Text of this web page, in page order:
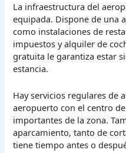
La infraestructura del
equipada. Dispone de una
como instalaciones de
impuestos y alquiler de
gratuita le garantiza estar
estancia.
Hay servicios regulares de
aeropuerto con el centro
importantes de la zona.
aparcamiento, tanto de
tiene tiempo antes o